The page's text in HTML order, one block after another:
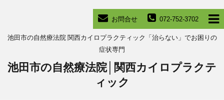
072-752-3702
お問合せ
池田市の自然療法院 関西カイロプラクティック「治らない」でお困りの
症状専門
池田市の自然療法院│関西カイロプラクテ
ィック